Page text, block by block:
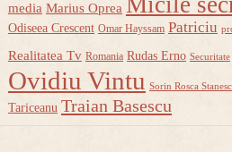
media Marius Oprea
Odiseea Crescent Omar Hayssam Patriciu
Realitatea Tv Romania Rudas Erno Securitate
Ovidiu Vintu Sorin Rosca
Tariceanu Traian Basescu